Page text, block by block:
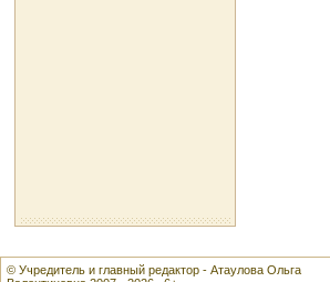
© Учредитель и главный редактор - Атаулова Ольга